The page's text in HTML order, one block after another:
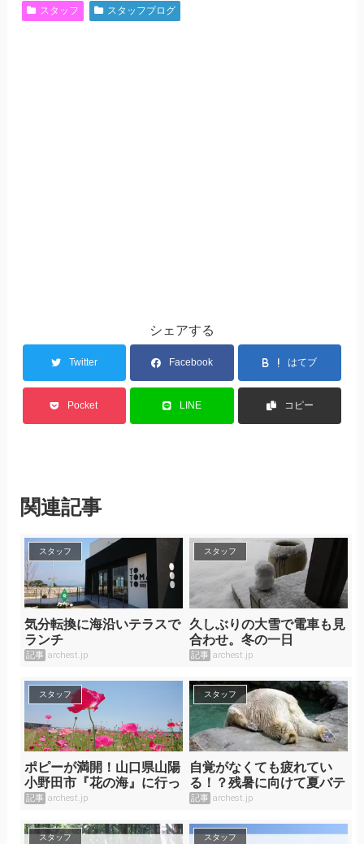
スタッフ スタッフブログ
シェアする
Twitter Facebook はてブ
Pocket LINE コピー
関連記事
スタッフ
気分転換に海沿いテラスで
ランチ
記事 archest.jp
スタッフ
久しぶりの大雪で電車も見
合わせ。冬の一日
記事 archest.jp
スタッフ
ポピーが満開！山口県山陽
小野田市『花の海』に行っ
てきました
記事 archest.jp
スタッフ
自覚がなくても疲れてい
る！？残暑に向けて夏バテ
チェック
記事 archest.jp
スタッフ スタッフ